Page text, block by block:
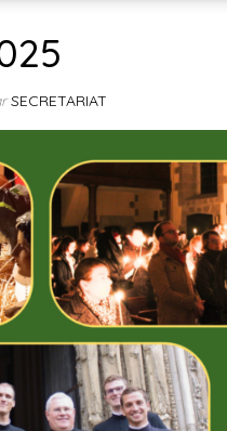
SECRETARIAT